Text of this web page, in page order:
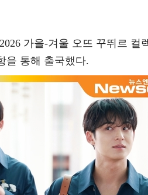
가을-겨울 오뜨 꾸뛰르 컬
을 통해 출국했다.